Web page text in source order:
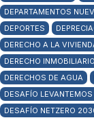
DEPARTAMENTOS
DEPORTES
DERECHO A LA
DERECHO INMOBILIARIO
DERECHOS DE AGUA
DESAFÍO LEVANTEMOS
DESAFÍO NETZERO